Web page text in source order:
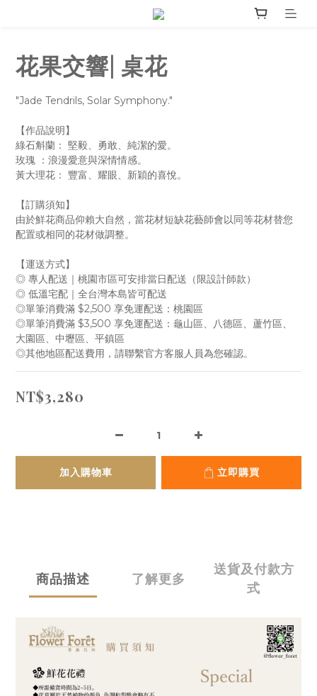
花果交響| 桌花
"Jade Tendrils, Solar Symphony."
【作品說明】
綠石斛蘭： 堅毅、勇敢、純潔的愛。
玫瑰 ：浪漫愛意與深情情感。
黃大理花： 豐富、耀眼、新穎的喜悅。
【訂購須知】
由於鮮花商品仰賴大自然，當花材短缺花藝師會以同等花材替您
配置或相同的花材做調整。
【運送方式】
◎ 專人配送｜桃園市區可安排當日配送（限設計師款）
◎ 低溫宅配｜全台灣本島皆可配送
◎單筆消費滿 $2,500 享免運配送：桃園區
◎單筆消費滿 $3,500 享免運配送：龜山區、八德區、蘆竹區、
大園區、中壢區、平鎮區
◎其他地區配送費用，請聯繫官方客服人員為您確認。
NT$3,280
加入購物車 立即購買
商品描述 了解更多
送貨及付款方
式